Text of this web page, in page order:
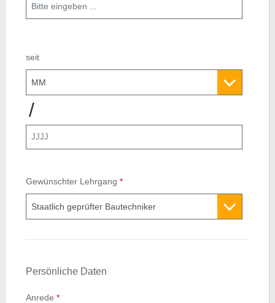
seit
/
Jahr
Gewünschter Lehrgang *
Persönliche Daten
Anrede *